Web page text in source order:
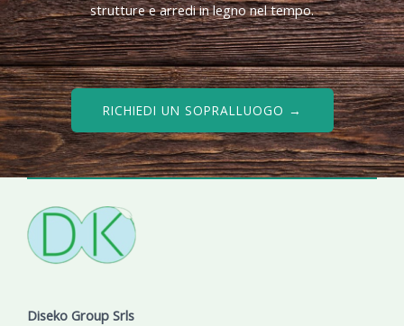
strutture e arredi in legno nel tempo.
RICHIEDI UN SOPRALLUOGO →
Diseko Group Srls